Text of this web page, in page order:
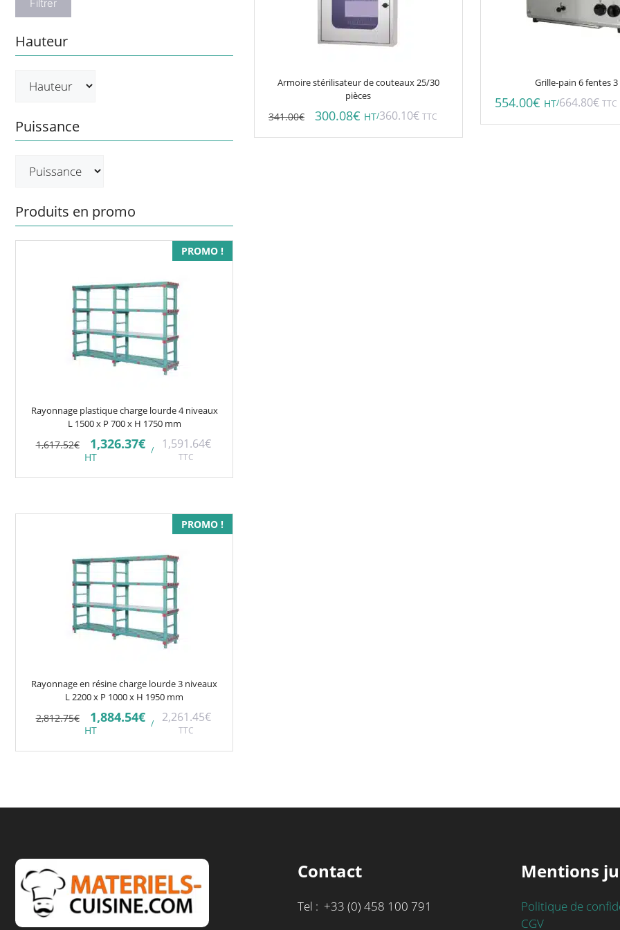
Armoire stérilisateur de couteaux 25/30
pièces
341.00€ 300.08€ HT/360.10€ TTC
Grille-pain 6 fentes
554.00€ HT/664.80€ TTC
Filtrer
Hauteur
Puissance
Produits en promo
PROMO !
Rayonnage plastique charge lourde 4 niveaux
L 1500 x P 700 x H 1750 mm
1,617.52€ Le
prix
initial
était :
1,326.37€Le
prix
est :
HT
/ 1,591.64€
TTC
PROMO !
Rayonnage en résine charge lourde 3 niveaux
L 2200 x P 1000 x H 1950 mm
2,812.75€ Le
prix
initial
était :
1,884.54€Le
prix
est :
HT
/ 2,261.45€
TTC
Contact
Tel : +33 (0) 458 100 791
Mentions
Politique de
CGV